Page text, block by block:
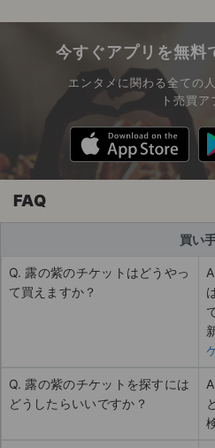
今すぐアプリを無料
エンタメに関わる全ての
ト売買ア
FAQ
買い
Q. 露の紫のチケットはどうやっ
て買えますか？
Q. 露の紫のチケットを探すには
どうしたらいいですか？